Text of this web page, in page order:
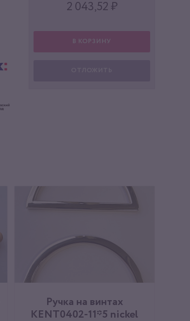
2 043,52 ₽
В КОРЗИНУ
Ручка на винтах
KENT0402-11*5 nickel